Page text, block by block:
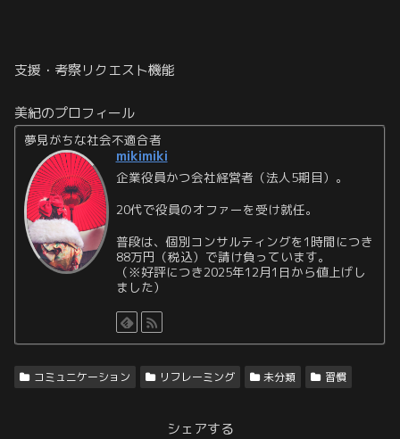
支援・考察リクエスト機能
美紀のプロフィール
夢見がちな社会不適合者
mikimiki
企業役員かつ会社経営者（法人5期目）。
20代で役員のオファーを受け就任。
普段は、個別コンサルティングを1時間につき
88万円（税込）で請け負っています。
（※好評につき2025年12月1日から値上げし
ました）
コミュニケーション リフレーミング 未分類 習慣
シェアする